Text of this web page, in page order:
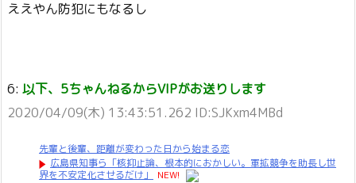
ええやん防犯にもなるし
6: 以下、5ちゃんねるからVIPがお送りします
2020/04/09(木) 13:43:51.262 ID:SJKxm4MBd
先輩と後輩、距離が変わった日から始まる恋
広島県知事ら「核抑止論、根本的におかしい。軍拡競争を助長し世
界を不安定化させるだけ」
NEW!